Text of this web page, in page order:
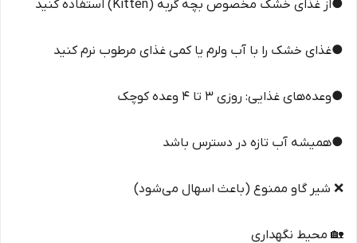
●از غذای خشک مخصوص بچه گربه (Kitten) استفاده کنید
●غذای خشک را با آب ولرم یا کمی غذای مرطوب نرم کنید
●وعده‌های غذایی: روزی 3 تا 4 وعده کوچک
●همیشه آب تازه در دسترس باشد
❌ شیر گاو ممنوع (باعث اسهال می‌شود)
🏡 محیط نگهداری